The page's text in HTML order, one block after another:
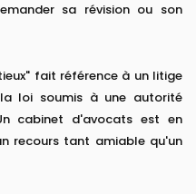
sa révision ou son
fait référence à un litige
loi soumis à une autorité
cabinet d'avocats est en
recours tant amiable qu'un